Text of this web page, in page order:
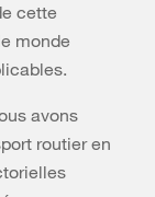
cette
monde
avons
routier en